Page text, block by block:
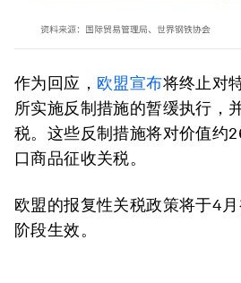
作为回应， 欧盟宣布将终止对
所实施反制措施的暂缓执行，
税。这些反制措施将对价值约
口商品征收关税。
欧盟的报复性关税政策将于4
阶段生效。